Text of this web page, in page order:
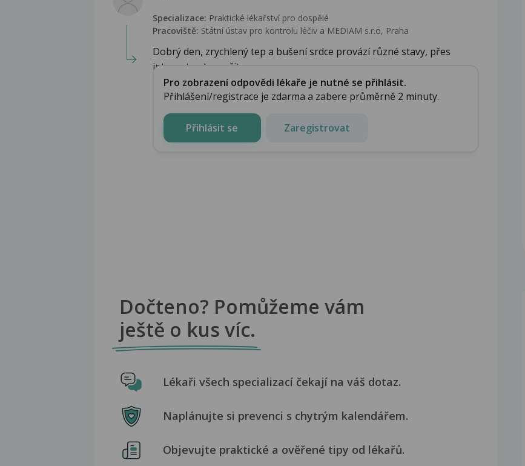
Specializace: Praktické lékařství pro dospělé
Pracoviště: Státní ústav pro kontrolu léčiv a MEDIAM s.r.o, Praha
Dobrý den, zrychlený tep a bušení srdce provází různé stavy, přes
internet nelze určit, co...
Pro zobrazení odpovědi lékaře je nutné se přihlásit.
Přihlášení/registrace je zdarma a zabere průměrně 2 minuty.
Přihlásit se Zaregistrovat
Dočteno? Pomůžeme vám
ještě o kus víc.
Lékaři všech specializací čekají na váš dotaz.
Naplánujte si prevenci s chytrým kalendářem.
Objevujte praktické a ověřené tipy od lékařů.